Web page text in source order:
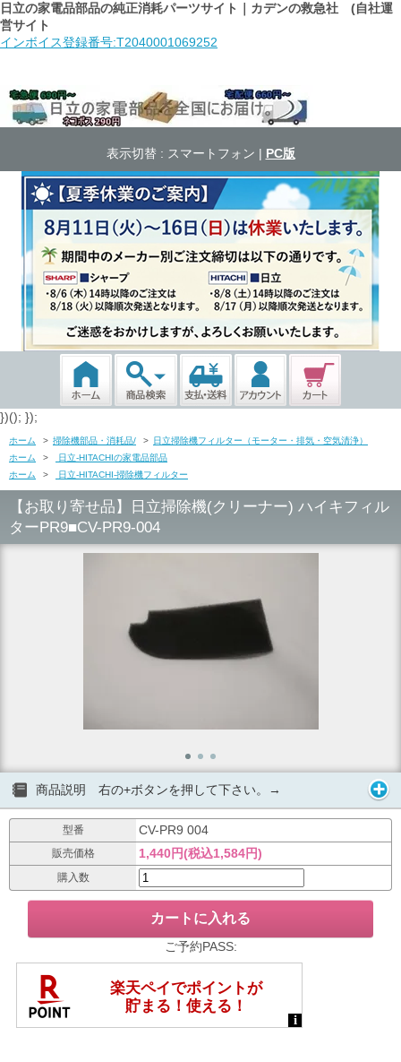
日立の家電品部品の純正消耗パーツサイト｜カデンの救急社 (自社運
営サイト
インボイス登録番号:T2040001069252
表示切替 : スマートフォン | PC版
})(); });
ホーム > 掃除機部品・消耗品/ > 日立掃除機フィルター（モーター・排気・空気清浄）
ホーム
>
日立-HITACHIの家電品部品
ホーム
> 日立-HITACHI-掃除機フィルター
【お取り寄せ品】日立掃除機(クリーナー) ハイキフィル
ターPR9■CV-PR9-004
商品説明 右の+ボタンを押して下さい。→
型番 CV-PR9 004
販売価格 1,440円(税込1,584円)
購入数
ご予約PASS: